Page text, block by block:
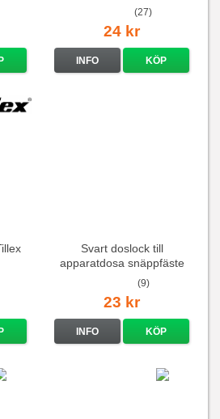
(27)
24 kr
INFO KÖP
Svart doslock till
apparatdosa snäppfäste
(9)
23 kr
INFO KÖP